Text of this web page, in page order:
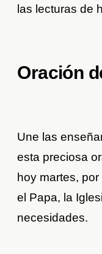
las lecturas de
Oración
Une las
esta preciosa
hoy martes,
el Papa, la
necesidades.